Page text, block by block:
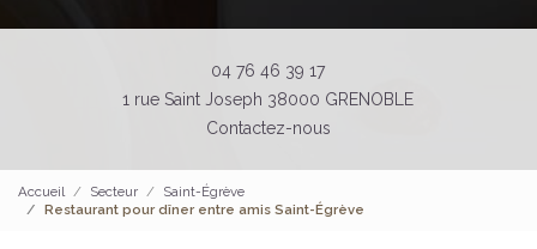
04 76 46 39 17
1 rue Saint Joseph 38000 GRENOBLE
Contactez-nous
Accueil Secteur
Saint-Égrève
Restaurant pour dîner entre amis Saint-Égrève